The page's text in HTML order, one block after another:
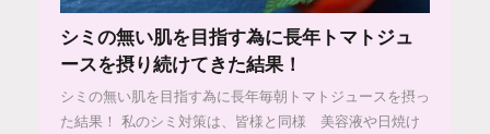
シミの無い肌を目指す為に長年トマトジュ
ースを摂り続けてきた結果！
シミの無い肌を目指す為に長年毎朝トマトジュースを摂っ
た結果！ 私のシミ対策は、皆様と同様 美容液や日焼け